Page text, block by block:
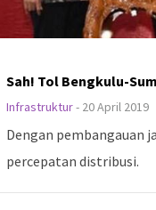
Sah! Tol Bengkulu-
Infrastruktur- 20 April 2019
Dengan pembangauan
percepatan distribusi.